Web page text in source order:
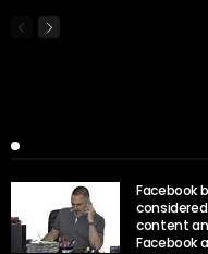
Facebook
content
Facebook